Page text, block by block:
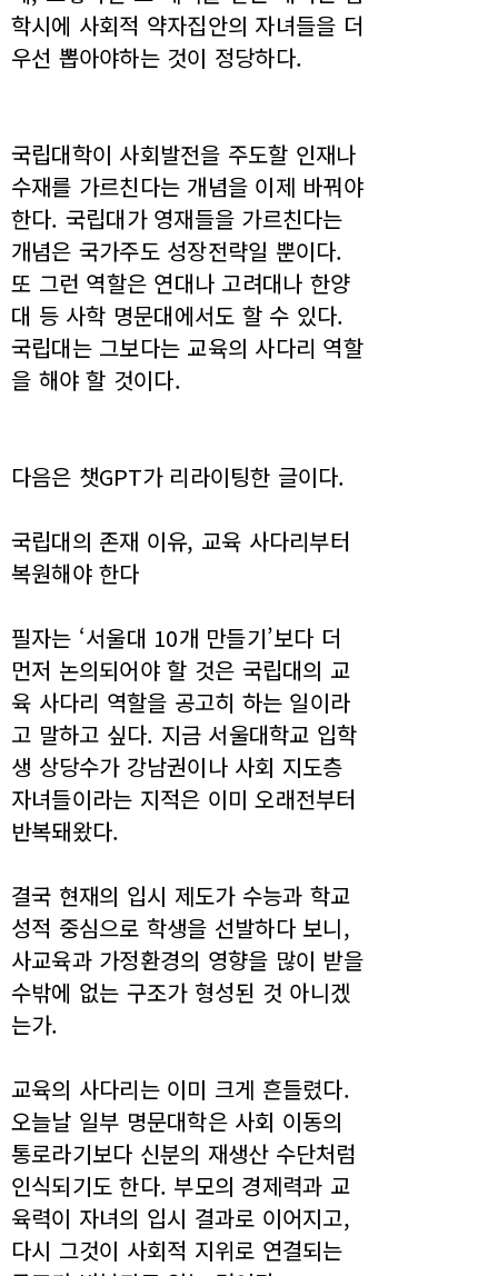
학시에 사회적 약자집안의 자녀들을 더
우선 뽑아야하는 것이 정당하다.
국립대학이 사회발전을 주도할 인재나
수재를 가르친다는 개념을 이제 바꿔야
한다. 국립대가 영재들을 가르친다는
개념은 국가주도 성장전략일 뿐이다.
또 그런 역할은 연대나 고려대나 한양
대 등 사학 명문대에서도 할 수 있다.
국립대는 그보다는 교육의 사다리 역할
을 해야 할 것이다.
다음은 챗GPT가 리라이팅한 글이다.
국립대의 존재 이유, 교육 사다리부터
복원해야 한다
필자는 ‘서울대 10개 만들기’보다 더
먼저 논의되어야 할 것은 국립대의 교
육 사다리 역할을 공고히 하는 일이라
고 말하고 싶다. 지금 서울대학교 입학
생 상당수가 강남권이나 사회 지도층
자녀들이라는 지적은 이미 오래전부터
반복돼왔다.
결국 현재의 입시 제도가 수능과 학교
성적 중심으로 학생을 선발하다 보니,
사교육과 가정환경의 영향을 많이 받을
수밖에 없는 구조가 형성된 것 아니겠
는가.
교육의 사다리는 이미 크게 흔들렸다.
오늘날 일부 명문대학은 사회 이동의
통로라기보다 신분의 재생산 수단처럼
인식되기도 한다. 부모의 경제력과 교
육력이 자녀의 입시 결과로 이어지고,
다시 그것이 사회적 지위로 연결되는